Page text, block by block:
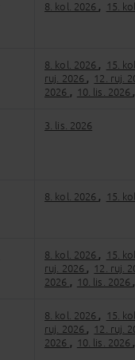
8. kol. 2026 , 15.
8. kol. 2026 , 15.
ruj. 2026 , 12. ruj.
2026 , 10. lis. 2026 ,
3. lis. 2026
8. kol. 2026 , 15.
8. kol. 2026 , 15.
ruj. 2026 , 12. ruj.
2026 , 10. lis. 2026 ,
8. kol. 2026 , 15.
ruj. 2026 , 12. ruj.
2026 , 10. lis. 2026 ,